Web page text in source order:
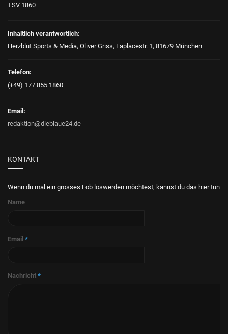
TSV 1860
Inhaltlich verantwortlich:
Herzblut Sports & Media, Oliver Griss, Laplacestr. 1, 81679 München
Telefon:
(+49) 177 855 1860
Email:
redaktion@dieblaue24.de
KONTAKT
Wenn du mal ein grosses Lob loswerden möchtest, kannst du das hier tun
Name
Email *
Nachricht *